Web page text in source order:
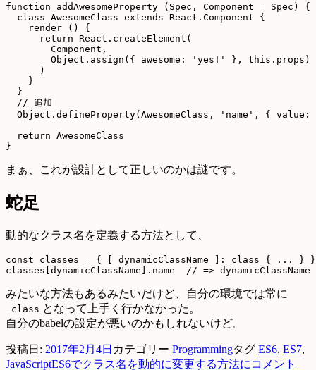
function addAwesomeProperty (Spec, Component = Spec) {
  class AwesomeClass extends React.Component {
    render () {
      return React.createElement(
        Component,
        Object.assign({ awesome: 'yes!' }, this.props)
      )
    }
  }
  // 追加
Object.defineProperty(AwesomeClass, 'name', {
  return AwesomeClass
まぁ、これが設計として正しいのかは謎です。
蛇足
動的なクラス名を定義する方法として、
const classes = { [ dynamicClassName ]: class { ... } }
みたいな方法もあるみたいだけど、自分の環境では常に
_class となって上手く行かなかった。
自分のbabelの設定が悪いのかもしれないけど。
投稿日: 2017年2月4日 カテゴリー Programmingタグ ES6, ES7,
JavaScriptES6でクラス名を動的に変更する方法に コメント